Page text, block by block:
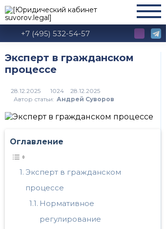
+7 (495) 532-54-57
Эксперт в гражданском
процессе
1024
Автор статьи: Андрей Суворов
Оглавление
Эксперт в гражданском
процессе
Нормативное
регулирование